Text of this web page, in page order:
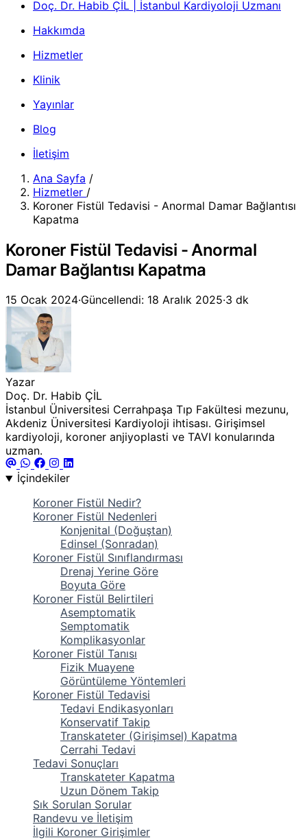
Doç. Dr. Habib ÇİL | İstanbul Kardiyoloji Uzmanı
Hakkımda
Hizmetler
Klinik
Yayınlar
Blog
İletişim
Ana Sayfa /
Hizmetler /
Koroner Fistül Tedavisi - Anormal Damar Bağlantısı
Kapatma
Koroner Fistül Tedavisi - Anormal
Damar Bağlantısı Kapatma
15 Ocak 2024·Güncellendi: 18 Aralık 2025·3 dk
Yazar
Doç. Dr. Habib ÇİL
İstanbul Üniversitesi Cerrahpaşa Tıp Fakültesi mezunu,
Akdeniz Üniversitesi Kardiyoloji ihtisası. Girişimsel
kardiyoloji, koroner anjiyoplasti ve TAVI konularında
uzman.
İçindekiler
Koroner Fistül Nedir?
Koroner Fistül Nedenleri
Konjenital (Doğuştan)
Edinsel (Sonradan)
Koroner Fistül Sınıflandırması
Drenaj Yerine Göre
Boyuta Göre
Koroner Fistül Belirtileri
Asemptomatik
Semptomatik
Komplikasyonlar
Koroner Fistül Tanısı
Fizik Muayene
Görüntüleme Yöntemleri
Koroner Fistül Tedavisi
Tedavi Endikasyonları
Konservatif Takip
Transkateter (Girişimsel) Kapatma
Cerrahi Tedavi
Tedavi Sonuçları
Transkateter Kapatma
Uzun Dönem Takip
Sık Sorulan Sorular
Randevu ve İletişim
İlgili Koroner Girişimler